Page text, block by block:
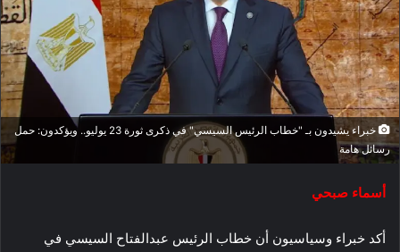
خبراء يشيدون بـ "خطاب الرئيس السيسي" في ذكرى ثورة 23 يوليو.. ويؤكدون: حمل
رسائل هامة
أسماء صبحي
أكد خبراء وسياسيون أن خطاب الرئيس عبدالفتاح السيسي في